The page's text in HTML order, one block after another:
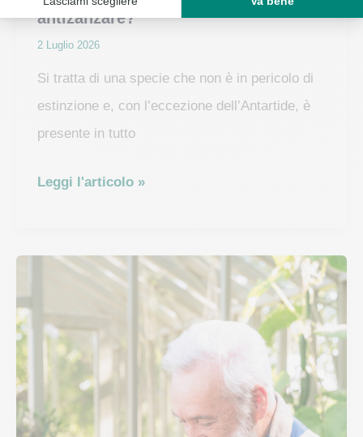
antizanzare?
2 Luglio 2026
Si tratta di una specie che non è in pericolo di
estinzione e, con l’eccezione dell’Antartide, è
presente in tutto
Quali
migliori
Leggi l'articolo »